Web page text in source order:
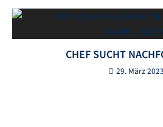
CHEF SUCHT
29. März 2023